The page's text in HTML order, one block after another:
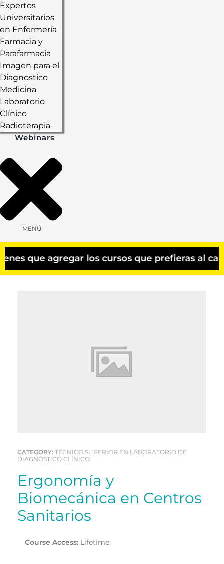
Expertos
Universitarios
en Enfermería
Farmacia y
Parafarmacia
Imagen para el
Diagnostico
Medicina
Laboratorio
Clínico
Radioterapia
Webinars
MENÚ
que agregar los cursos que prefieras al
CATEGORY: TÉCNICO SUPERIOR EN LABORATORIO DE
DIAGNÓSTICO CLÍNICO
Ergonomía y
Biomecánica en Centros
Sanitarios
Course Access: Lifetime